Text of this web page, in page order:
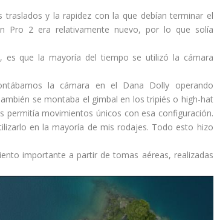
y la rapidez con la que debían terminar el
Pro 2 era relativamente nuevo, por lo que solía
es que la mayoría del tiempo se utilizó la cámara
la cámara en el Dana Dolly operando
se montaba el gimbal en los tripiés o high-hat
permitía movimientos únicos con esa configuración.
en la mayoría de mis rodajes. Todo esto hizo
importante a partir de tomas aéreas, realizadas